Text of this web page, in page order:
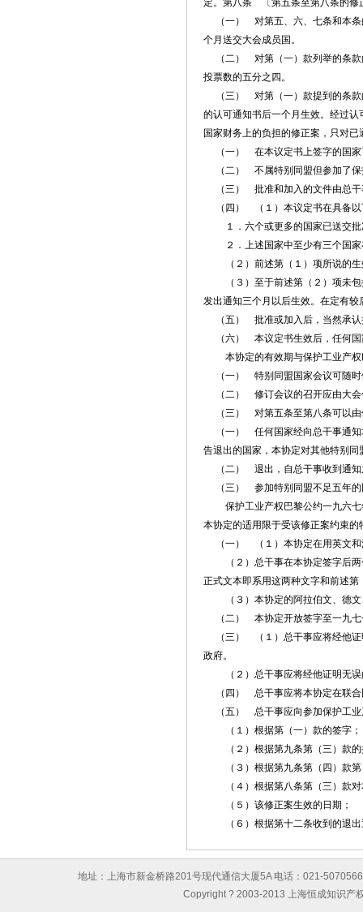
定。第八条 〔第五条至第八条的修
（一） 对第五、六、七条和本条
个月送交大会成员国。
（二） 对第（一）款列举的条款
投票数的五分之四。
（三） 对第（一）款提到的条款
的认可通知书后一个月生效。经过
国家财务上的负担的修正案，只对
（一） 在本议定书上签字的国家
（二） 不属特别同盟但参加了保
（三） 批准和加入的文件由总干
（四） （１）本议定书在具备以
１．六个或更多的国家已送交批
２．上述国家中至少有三个国家
（２）前述第（１）项所说的生
（３）至于前述第（２）项未包
发出通知三个月以后生效。在定有
（五） 批准或加入后，当然承认
（六） 本议定书生效后，任何国
本协定的有效期与保护工业产权
（一） 特别同盟国家会议可随时
（二） 修订会议的召开应由大会
（三） 对第五条至第八条可以由
（一） 任何国家经向总干事通知
告退出的国家，本协定对其他特别
（二） 退出，自总干事收到通知
（三） 参加特别同盟不足五年的
保护工业产权巴黎公约一九六七
本协定的适用限于受该修正案约束
（一） （１）本协定在用英文和
（２）总干事在本协定签字后两
正式文本即系用这两种文字和前述
（３）本协定的阿拉伯文、德文
（二） 本协定开放签字至一九七
（三） （１）总干事应将经他证
政府。
（２）总干事应将经他证明无误
（四） 总干事应将本协定在联合
（五） 总干事应向参加保护工业
（１）根据第（一）款的签字；
（２）根据第九条第（三）款的
（３）根据第九条第（四）款第
（４）根据第八条第（三）款对
（５）该修正案生效的日期；
（６）根据第十二条收到的退出
地址：上海市新金桥路201号现代通信大厦5A 电话：021-
Copyright ? 2003-2013 上海恒成知识